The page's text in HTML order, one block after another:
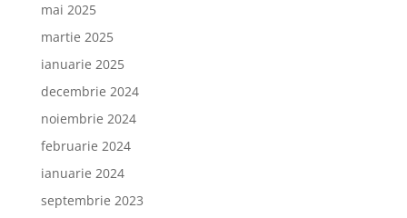
mai 2025
martie 2025
ianuarie 2025
decembrie 2024
noiembrie 2024
februarie 2024
ianuarie 2024
septembrie 2023